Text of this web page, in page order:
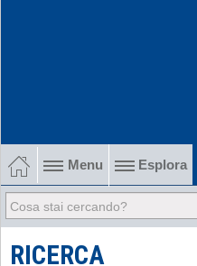
Menu Esplora
1902-1915 Gli esordi
1915-1945 Tra le due guerre
RICERCA